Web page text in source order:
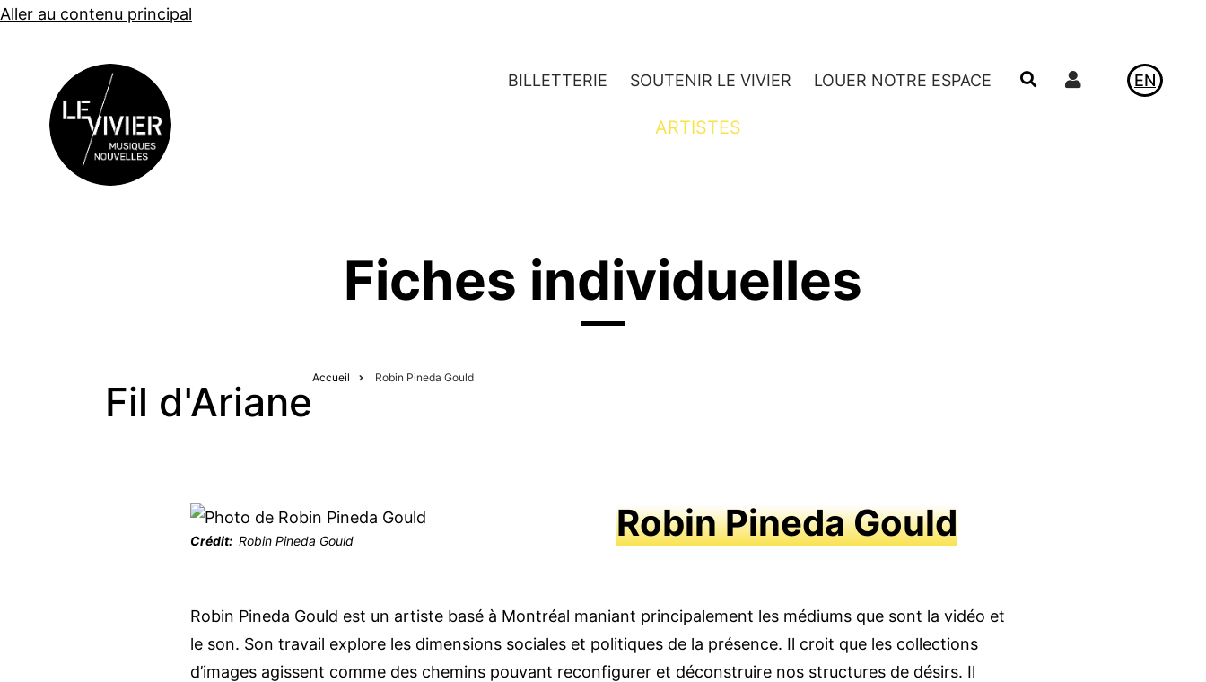
Aller au contenu principal
BILLETTERIE SOUTENIR LE VIVIER LOUER NOTRE ESPACE UtilisateurEN
ARTISTES
Fiches individuelles
Fil d'Ariane
Accueil Robin Pineda Gould
Crédit Robin Pineda Gould Robin Pineda Gould
Robin Pineda Gould est un artiste basé à Montréal maniant principalement les médiums que sont la vidéo et
le son. Son travail explore les dimensions sociales et politiques de la présence. Il croit que les collections
d’images agissent comme des chemins pouvant reconfigurer et déconstruire nos structures de désirs. Il